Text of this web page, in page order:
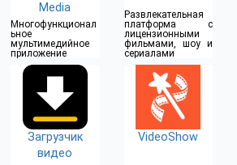
Media
Многофункционал
ьное
мультимедийное
приложение
Развлекательная
платформа с
лицензионными
фильмами, шоу и
сериалами
Загрузчик
видео
VideoShow